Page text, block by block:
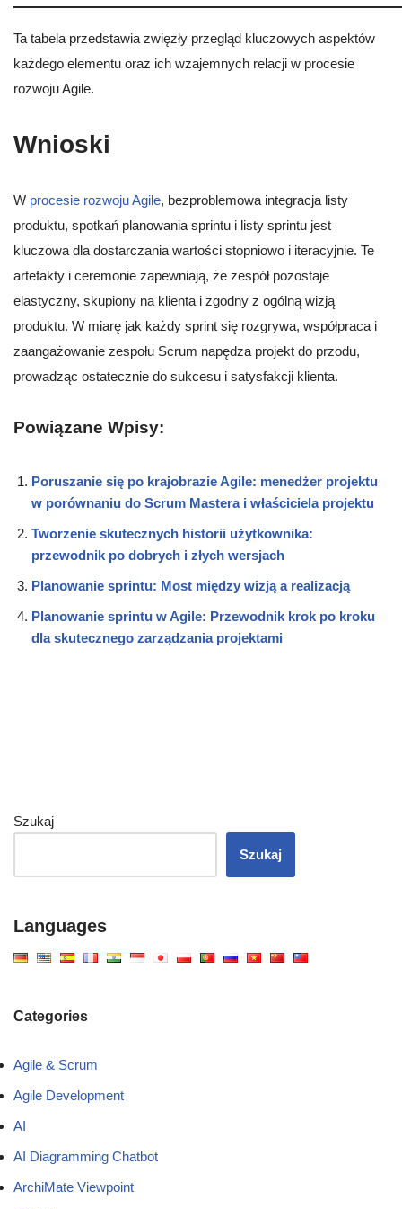
Ta tabela przedstawia zwięzły przegląd kluczowych aspektów
każdego elementu oraz ich wzajemnych relacji w procesie
rozwoju Agile.
Wnioski
W procesie rozwoju Agile, bezproblemowa integracja listy
produktu, spotkań planowania sprintu i listy sprintu jest
kluczowa dla dostarczania wartości stopniowo i iteracyjnie. Te
artefakty i ceremonie zapewniają, że zespół pozostaje
elastyczny, skupiony na klienta i zgodny z ogólną wizją
produktu. W miarę jak każdy sprint się rozgrywa, współpraca i
zaangażowanie zespołu Scrum napędza projekt do przodu,
prowadząc ostatecznie do sukcesu i satysfakcji klienta.
Powiązane Wpisy:
Poruszanie się po krajobrazie Agile: menedżer projektu
w porównaniu do Scrum Mastera i właściciela projektu
Tworzenie skutecznych historii użytkownika:
przewodnik po dobrych i złych wersjach
Planowanie sprintu: Most między wizją a realizacją
Planowanie sprintu w Agile: Przewodnik krok po kroku
dla skutecznego zarządzania projektami
Szukaj
Szukaj
Languages
Categories
Agile & Scrum
Agile Development
AI
AI Diagramming Chatbot
ArchiMate Viewpoint